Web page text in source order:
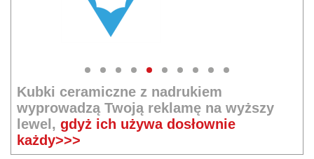
Kubki ceramiczne z nadrukiem
wyprowadzą Twoją reklamę na wyższy
lewel,gdyż ich używa dosłownie
każdy>>>